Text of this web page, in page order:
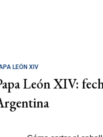
LEÓN XIV
León XIV: